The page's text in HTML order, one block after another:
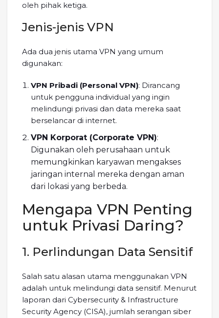
oleh pihak ketiga.
Jenis-jenis VPN
Ada dua jenis utama VPN yang umum
digunakan:
VPN Pribadi (Personal VPN): Dirancang
untuk pengguna individual yang ingin
melindungi privasi dan data mereka saat
berselancar di internet.
VPN Korporat (Corporate VPN):
Digunakan oleh perusahaan untuk
memungkinkan karyawan mengakses
jaringan internal mereka dengan aman
dari lokasi yang berbeda.
Mengapa VPN Penting
untuk Privasi Daring?
1. Perlindungan Data Sensitif
Salah satu alasan utama menggunakan VPN
adalah untuk melindungi data sensitif. Menurut
laporan dari Cybersecurity & Infrastructure
Security Agency (CISA), jumlah serangan siber